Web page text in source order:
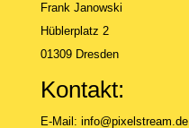
Frank Janowski
Hüblerplatz 2
01309 Dresden
Kontakt:
E-Mail: info@pixelstream.de